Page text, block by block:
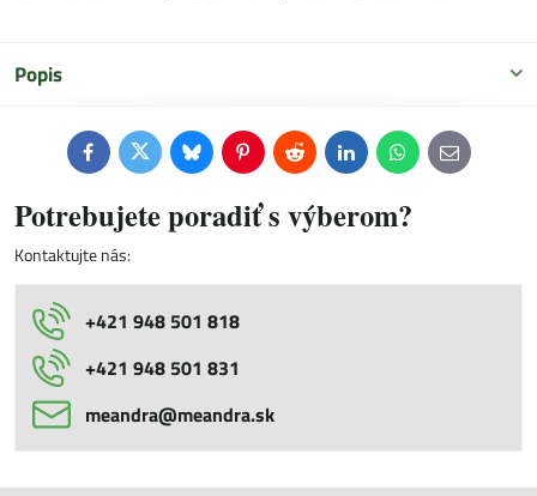
Popis
FacebookTwitterBlueskyPinterestReddit LinkedInWhatsApp
E-
mail
Potrebujete poradiť s výberom?
Kontaktujte nás:
+421 948 501 818
+421 948 501 831
meandra​@meandra​.sk